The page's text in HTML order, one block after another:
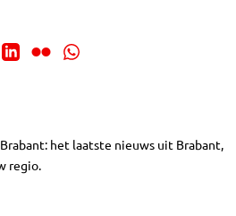
het laatste nieuws uit Brabant,
regio.